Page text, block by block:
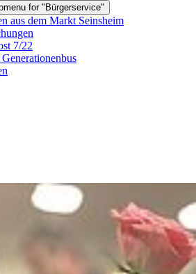
for "Bürgerservice"
aus dem Markt Seinsheim
7/22